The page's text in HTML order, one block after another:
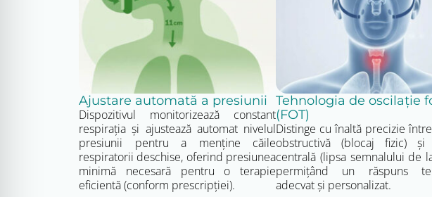
Garanție și livrare
Aparatul AutoCPAP Löwenstein prisma 20A beneficiază de garanție de
corespunzător pentru transport în siguranță. Termenul de livrare este
pentru produsele aflate in stoc, sau 4-6 saptamani pentru produsele pe
Ajustare automată a presiunii
Dispozitivul monitorizează constant
respirația și ajustează automat nivelul
presiunii pentru a menține căile
respiratorii deschise, oferind presiunea
minimă necesară pentru o terapie
eficientă (conform prescripției).
Tehnologia de oscilație
(FOT)
Distinge cu înaltă precizie
obstructivă (blocaj fizic) și
centrală (lipsa semnalului de
permițând un răspuns
adecvat și personalizat.